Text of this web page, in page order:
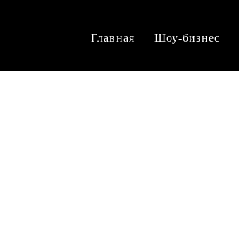
Главная Шоу-бизнес